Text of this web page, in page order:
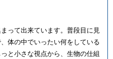
って出来ています。普段目に見
体の中でいったい何をしている
と小さな視点から、生物の仕組